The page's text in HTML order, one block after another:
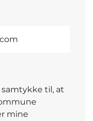
til, at
mine